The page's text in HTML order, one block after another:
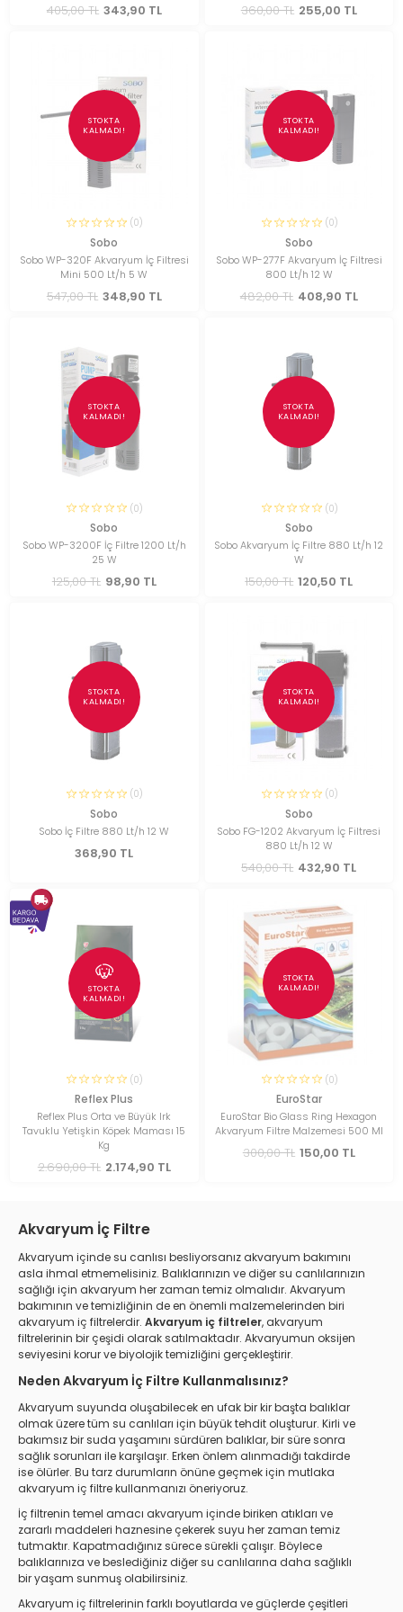
405,00 TL 343,90 TL 360,00 TL 255,00 TL
STOKTA
KALMADI!
(0)
Sobo
Sobo WP-320F Akvaryum İç Filtresi
Mini 500 Lt/h 5 W
547,00 TL 348,90 TL
STOKTA
KALMADI!
(0)
Sobo
Sobo WP-277F Akvaryum İç Filtresi
800 Lt/h 12 W
482,00 TL 408,90 TL
STOKTA
KALMADI!
(0)
Sobo
Sobo WP-3200F İç Filtre 1200 Lt/h
25 W
125,00 TL 98,90 TL
STOKTA
KALMADI!
(0)
Sobo
Sobo Akvaryum İç Filtre 880 Lt/h 12
W
150,00 TL 120,50 TL
STOKTA
KALMADI!
(0)
Sobo
Sobo İç Filtre 880 Lt/h 12 W
368,90 TL
STOKTA
KALMADI!
(0)
Sobo
Sobo FG-1202 Akvaryum İç Filtresi
880 Lt/h 12 W
540,00 TL 432,90 TL
STOKTA
KALMADI!
(0)
Reflex Plus
Reflex Plus Orta ve Büyük Irk
Tavuklu Yetişkin Köpek Maması 15
Kg
2.690,00 TL 2.174,90 TL
STOKTA
KALMADI!
(0)
EuroStar
EuroStar Bio Glass Ring Hexagon
Akvaryum Filtre Malzemesi 500 Ml
300,00 TL 150,00 TL
Akvaryum İç Filtre
Akvaryum içinde su canlısı besliyorsanız akvaryum bakımını
asla ihmal etmemelisiniz. Balıklarınızın ve diğer su canlılarınızın
sağlığı için akvaryum her zaman temiz olmalıdır. Akvaryum
bakımının ve temizliğinin de en önemli malzemelerinden biri
akvaryum iç filtrelerdir. Akvaryum iç filtreler, akvaryum
filtrelerinin bir çeşidi olarak satılmaktadır. Akvaryumun oksijen
seviyesini korur ve biyolojik temizliğini gerçekleştirir.
Neden Akvaryum İç Filtre Kullanmalısınız?
Akvaryum suyunda oluşabilecek en ufak bir kir başta balıklar
olmak üzere tüm su canlıları için büyük tehdit oluşturur. Kirli ve
bakımsız bir suda yaşamını sürdüren balıklar, bir süre sonra
sağlık sorunları ile karşılaşır. Erken önlem alınmadığı takdirde
ise ölürler. Bu tarz durumların önüne geçmek için mutlaka
akvaryum iç filtre kullanmanızı öneriyoruz.
İç filtrenin temel amacı akvaryum içinde biriken atıkları ve
zararlı maddeleri haznesine çekerek suyu her zaman temiz
tutmaktır. Kapatmadığınız sürece sürekli çalışır. Böylece
balıklarınıza ve beslediğiniz diğer su canlılarına daha sağlıklı
bir yaşam sunmuş olabilirsiniz.
Akvaryum iç filtrelerinin farklı boyutlarda ve güçlerde çeşitleri